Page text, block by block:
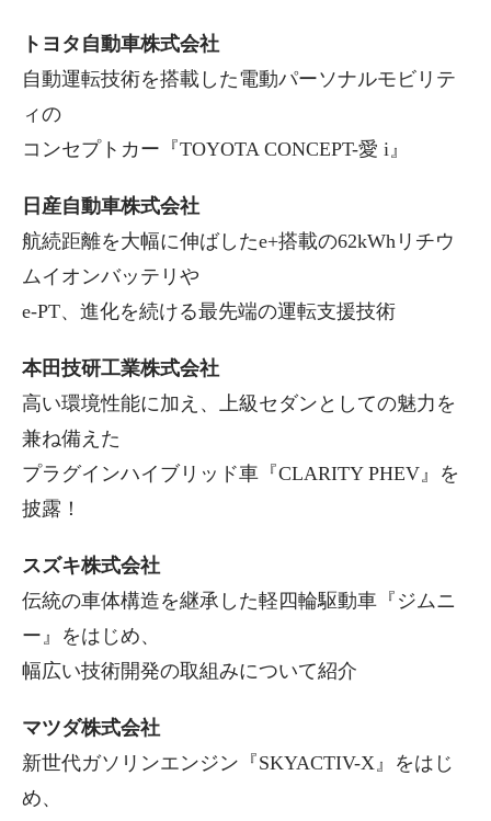
トヨタ自動車株式会社
自動運転技術を搭載した電動パーソナルモビリテ
ィの
コンセプトカー『TOYOTA CONCEPT-愛 i』
日産自動車株式会社
航続距離を大幅に伸ばしたe+搭載の62kWhリチウ
ムイオンバッテリや
e-PT、進化を続ける最先端の運転支援技術
本田技研工業株式会社
高い環境性能に加え、上級セダンとしての魅力を
兼ね備えた
プラグインハイブリッド車『CLARITY PHEV』を
披露！
スズキ株式会社
伝統の車体構造を継承した軽四輪駆動車『ジムニ
ー』をはじめ、
幅広い技術開発の取組みについて紹介
マツダ株式会社
新世代ガソリンエンジン『SKYACTIV-X』をはじ
め、